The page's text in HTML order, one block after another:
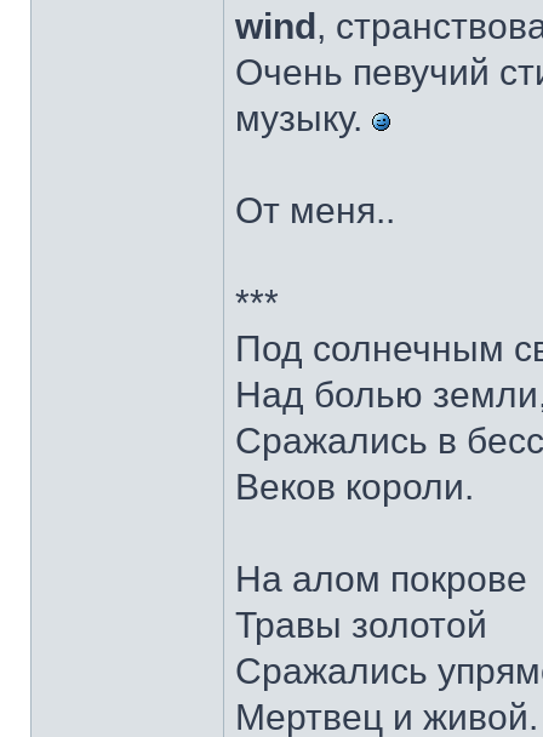
wind,
Очень певучий
музыку.
От меня..
***
Под солнечным
Над болью
Сражались в
Веков короли.
На алом покрове
Травы золотой
Сражались
Мертвец и живой.